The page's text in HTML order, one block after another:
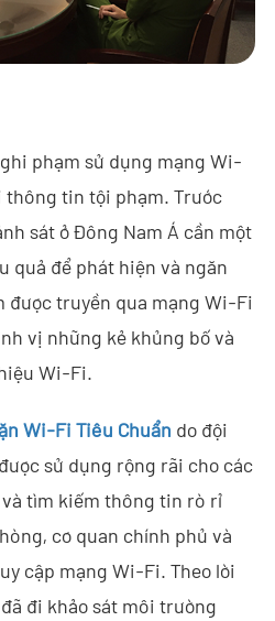
Drone
Drone
Drone
Nhiễu Anti-Drone Định Hướng
Nhiễu Anti-Drone Định Hướng
Nhiễu Anti-Drone Định Hướng
Nhiễu Anti-Drone Đa Hướng
phạm sử dụng mạng Wi-
thông tin tội phạm. Trước
sát ở Đông Nam Á cần một
quả để phát hiện và ngăn
được truyền qua mạng Wi-Fi
vị những kẻ khủng bố và
Wi-Fi.
Wi-Fi Tiêu Chuẩn do đội
sử dụng rộng rãi cho các
tìm kiếm thông tin rò rỉ
cơ quan chính phủ và
cập mạng Wi-Fi. Theo lời
đi khảo sát môi trường